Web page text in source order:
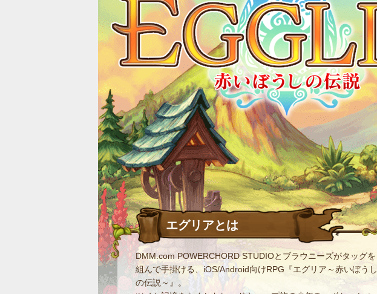
エグリアとは
DMM.com POWERCHORD STUDIOとブラウニーズがタッグを
組んで手掛ける、iOS/Android向けRPG『エグリア～赤いぼうし
の伝説～』。